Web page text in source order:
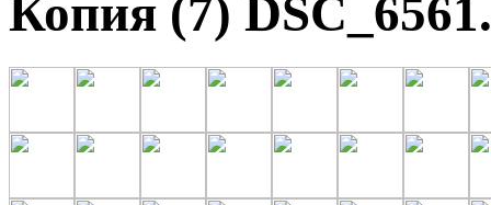
Копия (7)